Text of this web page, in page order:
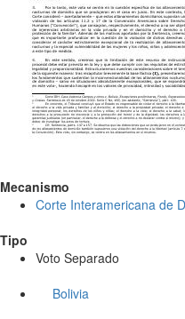
Mecanismo
Corte Interamericana de
Tipo
Voto Separado
Bolivia